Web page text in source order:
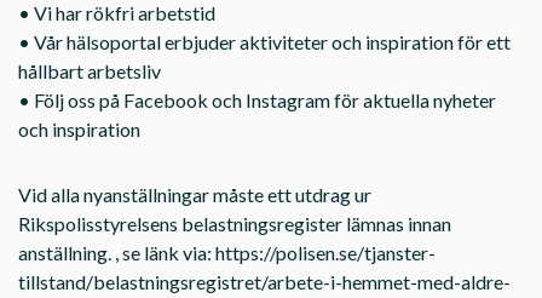
• Vi har rökfri arbetstid
• Vår hälsoportal erbjuder aktiviteter och inspiration för ett
hållbart arbetsliv
• Följ oss på Facebook och Instagram för aktuella nyheter
och inspiration
Vid alla nyanställningar måste ett utdrag ur
Rikspolisstyrelsens belastningsregister lämnas innan
anställning. , se länk via: https://polisen.se/tjanster-
tillstand/belastningsregistret/arbete-i-hemmet-med-aldre-